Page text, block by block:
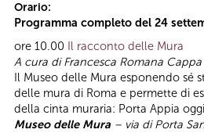
Orario:
Programma completo del 24
ore 10.00 Il racconto delle Mura
A cura di Francesca Romana Cappa
Il Museo delle Mura esponendo sé
delle mura di Roma e permette di
della cinta muraria: Porta Appia
Museo delle Mura – via di Porta